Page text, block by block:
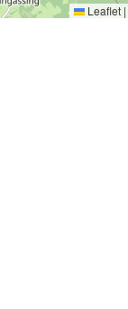
Leaflet |